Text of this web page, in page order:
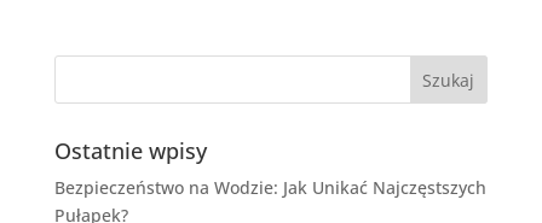
Ostatnie wpisy
Bezpieczeństwo na Wodzie: Jak Unikać Najczęstszych
Pułapek?